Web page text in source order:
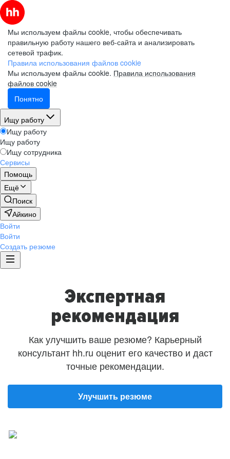
Мы используем файлы cookie, чтобы обеспечивать
правильную работу нашего веб-сайта и анализировать
сетевой трафик.
Правила использования файлов cookie
Мы используем файлы cookie. Правила использования
файлов cookie
Понятно
Ищу работу
Ищу работу
Ищу работу
Ищу сотрудника
Сервисы
Помощь
Ещё
Поиск
Айкино
Войти
Войти
Создать резюме
Экспертная
рекомендация
Как улучшить ваше резюме? Карьерный
консультант hh.ru оценит его качество и даст
точные рекомендации.
Улучшить резюме